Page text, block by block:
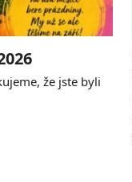
že jste byli